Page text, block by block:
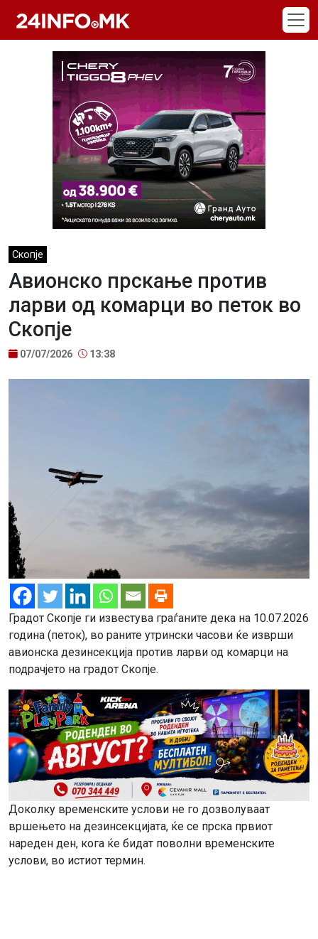
Скопје
Авионско прскање против
ларви од комарци во петок во
Скопје
07/07/2026 13:38
Градот Скопје ги известува граѓаните дека на 10.07.2026
година (петок), во раните утрински часови ќе изврши
авионска дезинсекција против ларви од комарци на
подрачјето на градот Скопје.
Доколку временските услови не го дозволуваат
вршењето на дезинсекцијата, ќе се прска првиот
нареден ден, кога ќе бидат поволни временските
услови, во истиот термин.